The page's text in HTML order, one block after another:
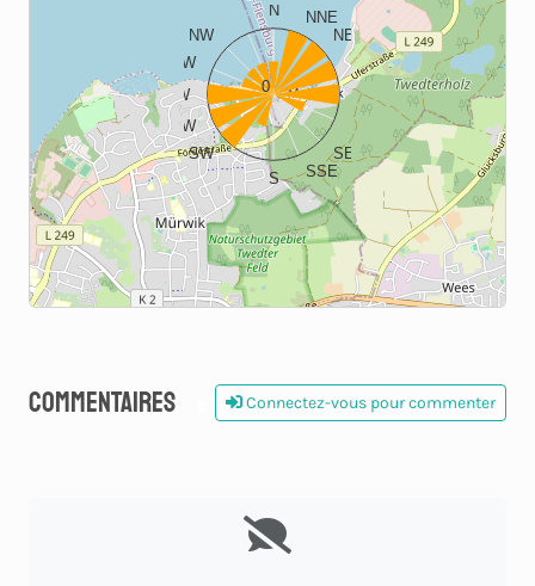
N
NNE
NE
ENE
E
ESE
SE
SSE
S
SW
WSW
W
WNW
NW
0
Commentaires Connectez-vous pour commenter